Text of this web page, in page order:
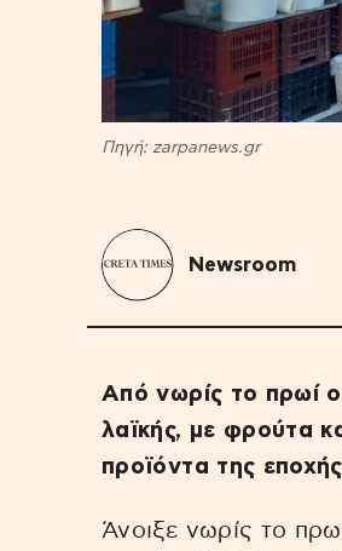
Πηγή: zarpanews.gr
Newsroom
Από νωρίς το πρωί
λαϊκής, με φρούτα
προϊόντα της εποχής
Άνοιξε νωρίς το